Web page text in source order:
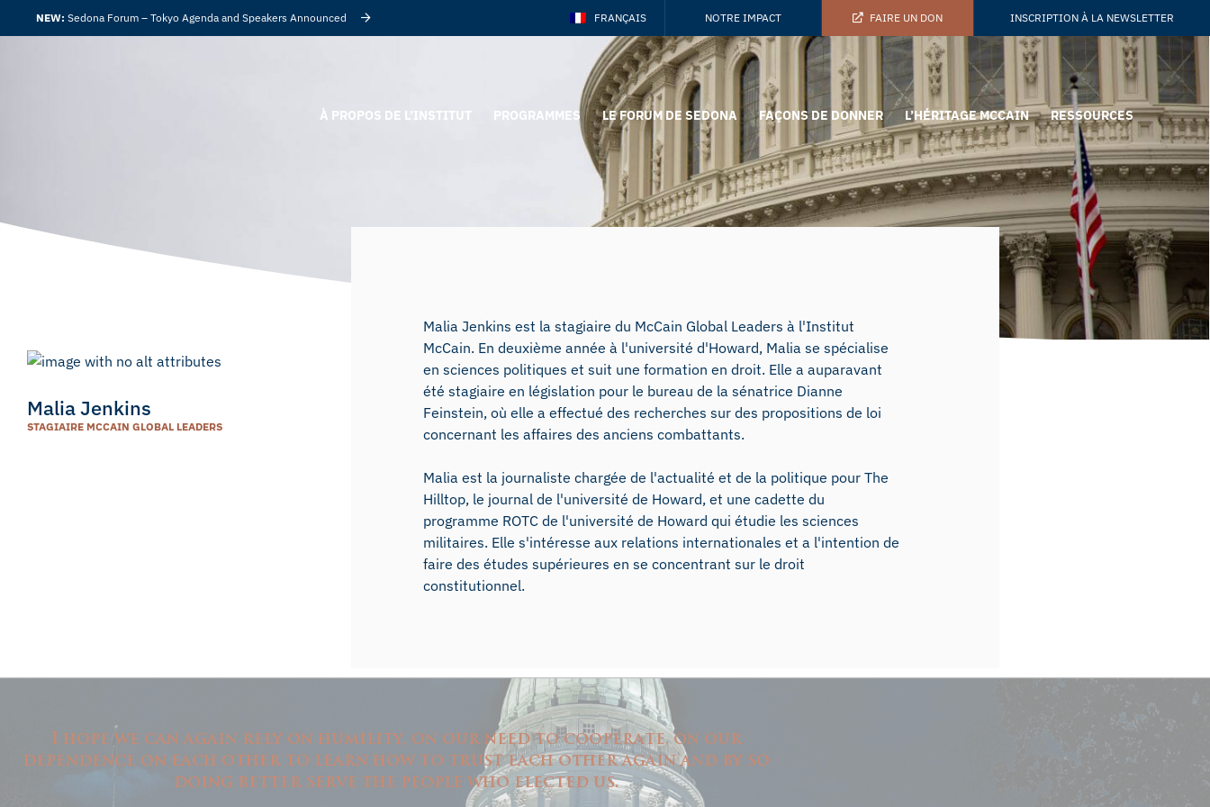
NEW: Sedona Forum – Tokyo Agenda and Speakers Announced FRANÇAIS NOTRE IMPACT FAIRE UN DON INSCRIPTION À LA NEWSLETTER
À PROPOS DE L’INSTITUT PROGRAMMES LE FORUM DE SEDONA FAÇONS DE DONNER L’HÉRITAGE MCCAIN RESSOURCES
Malia Jenkins
STAGIAIRE MCCAIN GLOBAL LEADERS
Malia Jenkins est la stagiaire du McCain Global Leaders à l'Institut
McCain. En deuxième année à l'université d'Howard, Malia se spécialise
en sciences politiques et suit une formation en droit. Elle a auparavant
été stagiaire en législation pour le bureau de la sénatrice Dianne
Feinstein, où elle a effectué des recherches sur des propositions de loi
concernant les affaires des anciens combattants.
Malia est la journaliste chargée de l'actualité et de la politique pour The
Hilltop, le journal de l'université de Howard, et une cadette du
programme ROTC de l'université de Howard qui étudie les sciences
militaires. Elle s'intéresse aux relations internationales et a l'intention de
faire des études supérieures en se concentrant sur le droit
constitutionnel.
I hope we can again rely on humility, on our need to cooperate, on our
dependence on each other to learn how to trust each other again and by so
doing better serve the people who elected us.